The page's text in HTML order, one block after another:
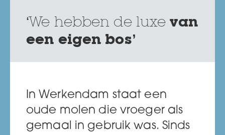
‘We hebben de luxevan
een eigen bos’
In Werkendam staat een
oude molen die vroeger als
gemaal in gebruik was. Sinds